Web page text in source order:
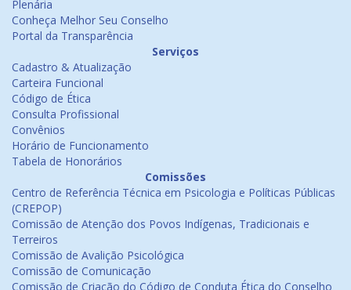
Plenária
Conheça Melhor Seu Conselho
Portal da Transparência
Serviços
Cadastro & Atualização
Carteira Funcional
Código de Ética
Consulta Profissional
Convênios
Horário de Funcionamento
Tabela de Honorários
Comissões
Centro de Referência Técnica em Psicologia e Políticas Públicas
(CREPOP)
Comissão de Atenção dos Povos Indígenas, Tradicionais e
Terreiros
Comissão de Avalição Psicológica
Comissão de Comunicação
Comissão de Criação do Código de Conduta Ética do Conselho